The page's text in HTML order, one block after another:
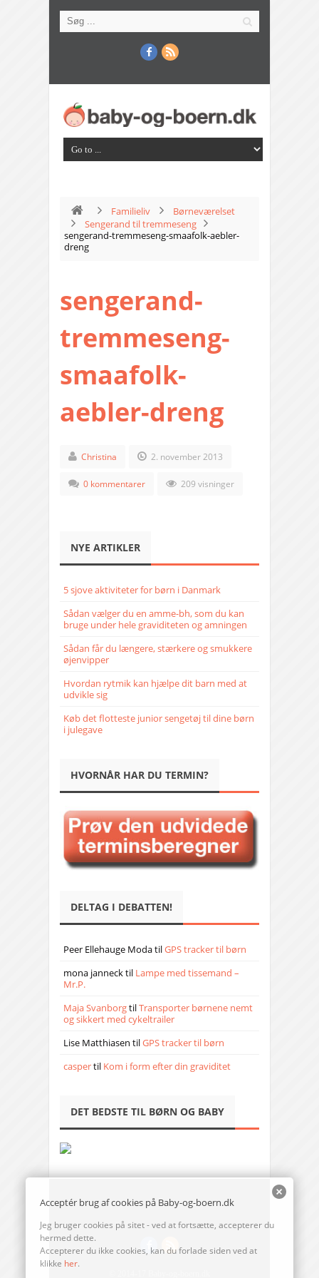
Familieliv
Børneværelset
Sengerand til tremmeseng
sengerand-tremmeseng-smaafolk-aebler-
dreng
sengerand-
tremmeseng-
smaafolk-
aebler-dreng
Christina 2. november 2013
0 kommentarer 209 visninger
NYE ARTIKLER
5 sjove aktiviteter for børn i Danmark
Sådan vælger du en amme-bh, som du kan
bruge under hele graviditeten og amningen
Sådan får du længere, stærkere og smukkere
øjenvipper
Hvordan rytmik kan hjælpe dit barn med at
udvikle sig
Køb det flotteste junior sengetøj til dine børn
i julegave
HVORNÅR HAR DU TERMIN?
DELTAG I DEBATTEN!
Peer Ellehauge ModatilGPS tracker til børn
mona jannecktil Lampe med tissemand –
Mr.P.
Maja SvanborgtilTransporter børnene nemt
og sikkert med cykeltrailer
Lise Matthiasen tilGPS tracker til børn
caspertil Kom i form efter din graviditet
DET BEDSTE TIL BØRN OG BABY
Acceptér brug af cookies på Baby-og-boern.dk
Jeg bruger cookies på sitet - ved at fortsætte, accepterer du
hermed dette.
Accepterer du ikke cookies, kan du forlade siden ved at
klikke her.